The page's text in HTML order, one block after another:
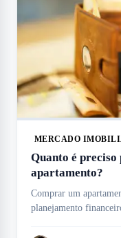
MERCADO
Quanto é
apartamento?
Comprar um
planejamento